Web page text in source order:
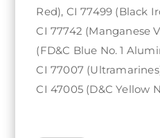
Red), CI 77499 (Black
CI 77742 (Manganese
(FD&C Blue No. 1
CI 77007
CI 47005 (D&C Yellow